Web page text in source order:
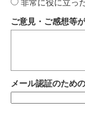
非常に役に立っ
ご意見・ご感想等
メール認証のため